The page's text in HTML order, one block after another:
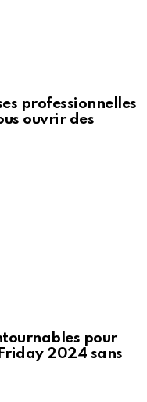
professionnelles
ouvrir des
pour
2024 sans